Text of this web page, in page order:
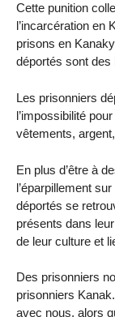
Cette punition
l’incarcération en
prisons en
déportés sont des
Les prisonniers
l’impossibilité
vêtements,
En plus d’être à
l’éparpillement
déportés se
présents dans
de leur culture et
Des prisonniers
prisonniers
avec nous, alors